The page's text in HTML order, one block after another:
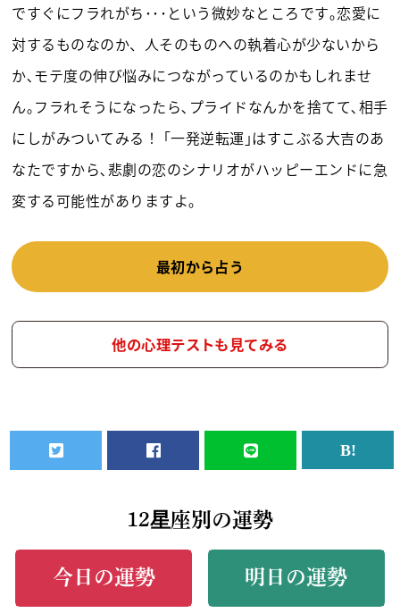
ですぐにフラれがち･･･という微妙なところです｡恋愛に
対するものなのか、人そのものへの執着心が少ないから
か､モテ度の伸び悩みにつながっているのかもしれませ
ん｡フラれそうになったら､プライドなんかを捨てて､相手
にしがみついてみる！ ｢一発逆転運｣はすこぶる大吉のあ
なたですから､悲劇の恋のシナリオがハッピーエンドに急
変する可能性がありますよ｡
最初から占う
他の心理テストも見てみる
12星座別の運勢
今日の運勢 明日の運勢